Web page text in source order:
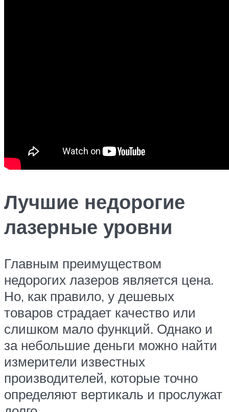
Лучшие недорогие
лазерные уровни
Главным преимуществом
недорогих лазеров является цена.
Но, как правило, у дешевых
товаров страдает качество или
слишком мало функций. Однако и
за небольшие деньги можно найти
измерители известных
производителей, которые точно
определяют вертикаль и прослужат